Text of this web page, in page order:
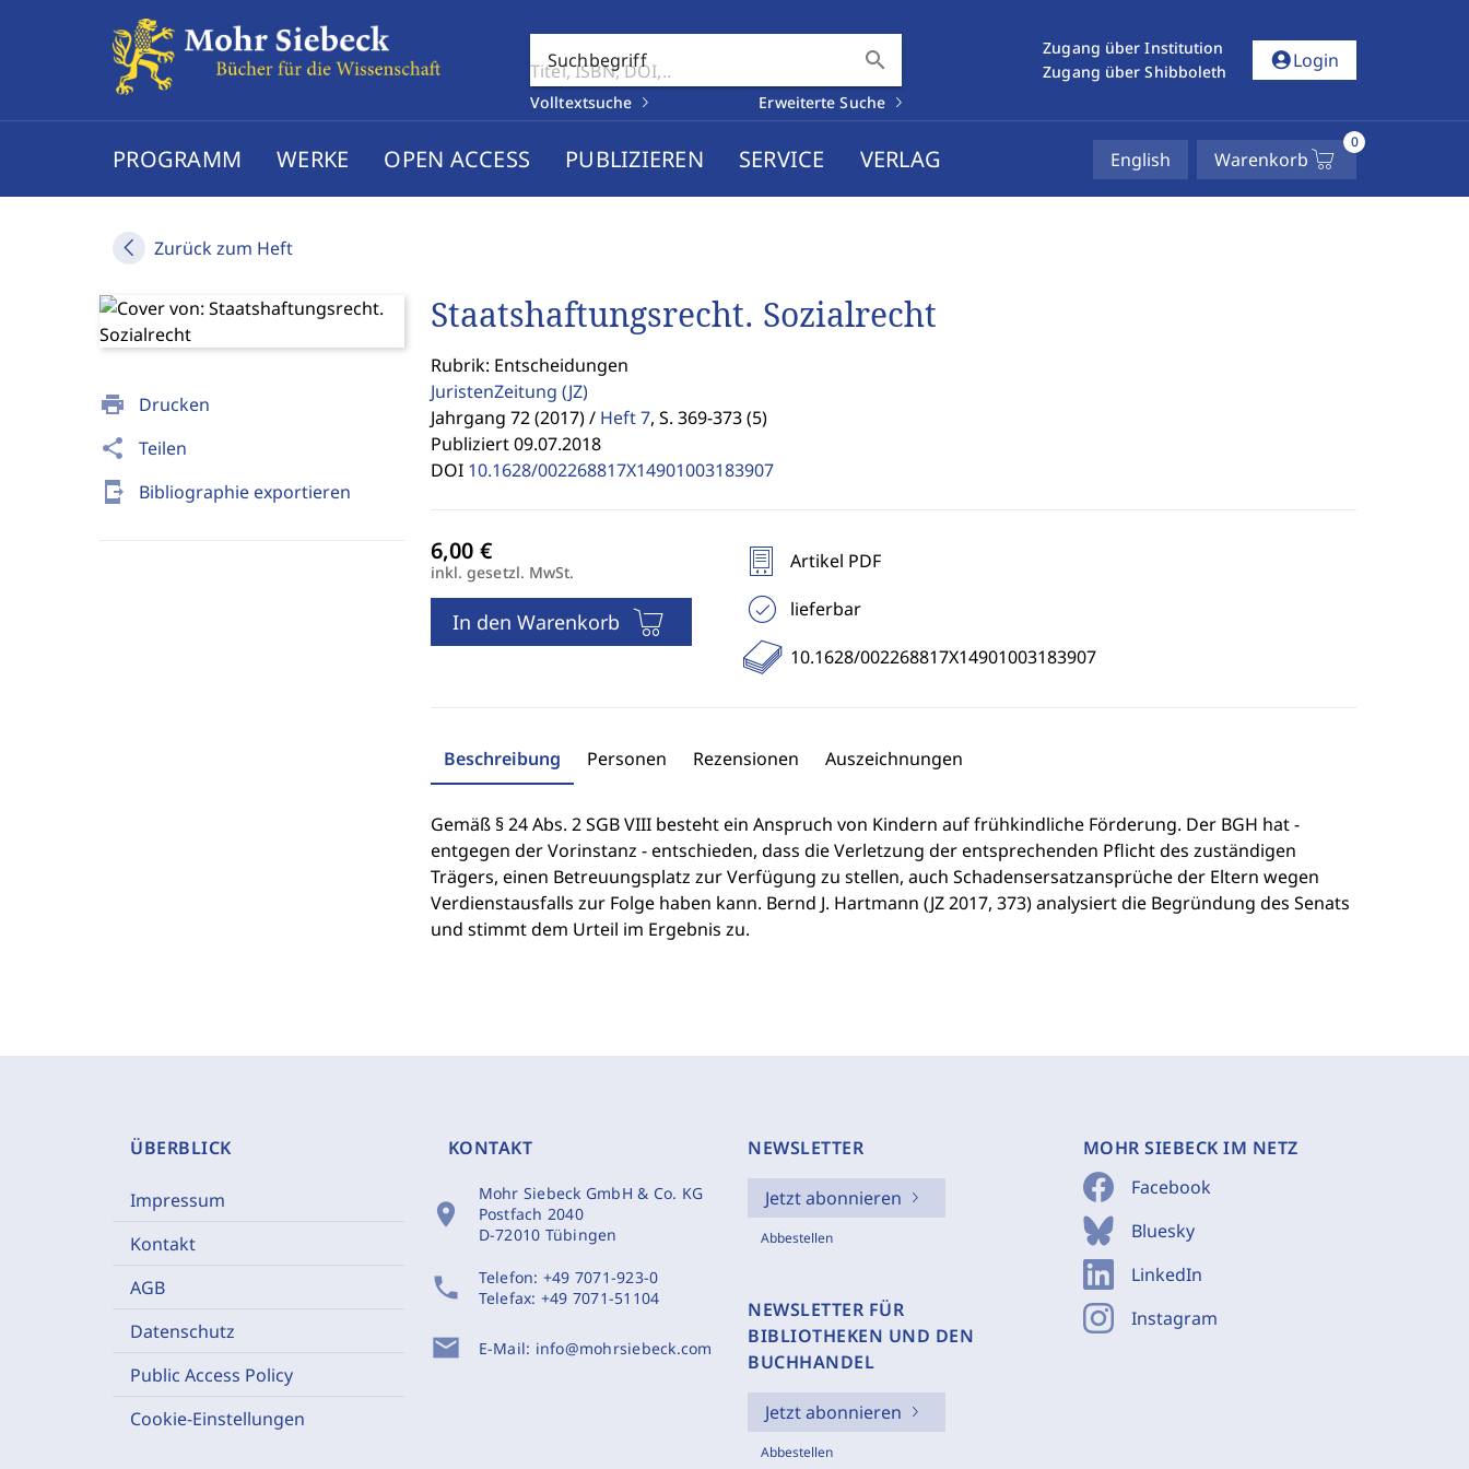
Suchbegriff search
Volltextsuche Erweiterte Suche
Zugang über Institution
Zugang über Shibboleth
account_circleLogin
PROGRAMM WERKE OPEN ACCESS PUBLIZIEREN SERVICE VERLAG English Warenkorb
0
Zurück zum Heft
print Drucken
share Teilen
send_to_mobile Bibliographie exportieren
Staatshaftungsrecht. Sozialrecht
Rubrik: Entscheidungen
JuristenZeitung (JZ)
Jahrgang 72 (2017) / Heft 7, S. 369-373 (5)
Publiziert 09.07.2018
DOI 10.1628/002268817X14901003183907
inkl. gesetzl. MwSt.
In den Warenkorb
Artikel PDF
lieferbar
10.1628/002268817X14901003183907
Beschreibung Personen Rezensionen Auszeichnungen
Gemäß § 24 Abs. 2 SGB VIII besteht ein Anspruch von Kindern auf frühkindliche Förderung. Der BGH hat -
entgegen der Vorinstanz - entschieden, dass die Verletzung der entsprechenden Pflicht des zuständigen
Trägers, einen Betreuungsplatz zur Verfügung zu stellen, auch Schadensersatzansprüche der Eltern wegen
Verdienstausfalls zur Folge haben kann. Bernd J. Hartmann (JZ 2017, 373) analysiert die Begründung des Senats
und stimmt dem Urteil im Ergebnis zu.
ÜBERBLICK
Impressum
Kontakt
AGB
Datenschutz
Public Access Policy
Cookie-Einstellungen
KONTAKT
location_on
Mohr Siebeck GmbH & Co. KG
Postfach 2040
D-72010 Tübingen
phone Telefon: +49 7071-923-0
Telefax: +49 7071-51104
mail E-Mail: info@mohrsiebeck.com
NEWSLETTER
Jetzt abonnieren
Abbestellen
NEWSLETTER FÜR
BIBLIOTHEKEN UND DEN
BUCHHANDEL
Jetzt abonnieren
Abbestellen
MOHR SIEBECK IM NETZ
Facebook
Bluesky
LinkedIn
Instagram